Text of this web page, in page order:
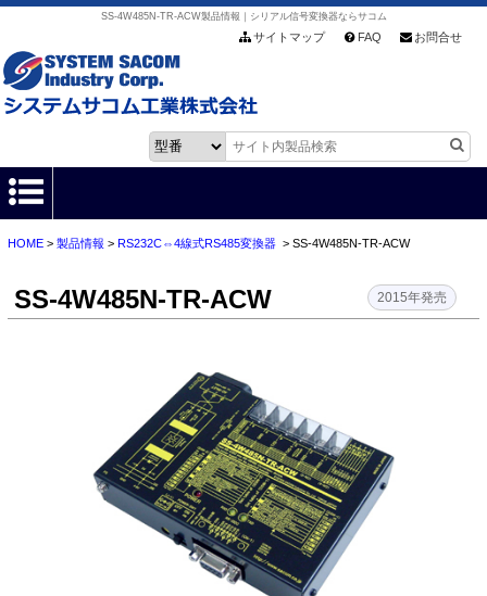
SS-4W485N-TR-ACW製品情報｜シリアル信号変換器ならサコム
サイトマップ FAQ お問合せ
HOME
製品情報
お客様サポート
会社情報
お問い合わせ
HOME> 製品情報 > RS232C⇔4線式RS485変換器> SS-4W485N-TR-ACW
SS-4W485N-TR-ACW 2015年発売